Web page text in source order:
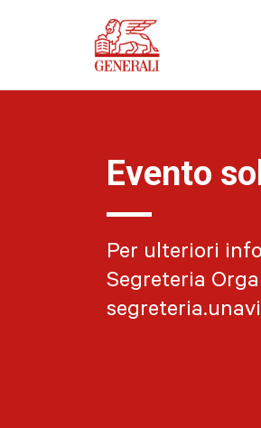
Evento
Per ulteriori
Segreteria